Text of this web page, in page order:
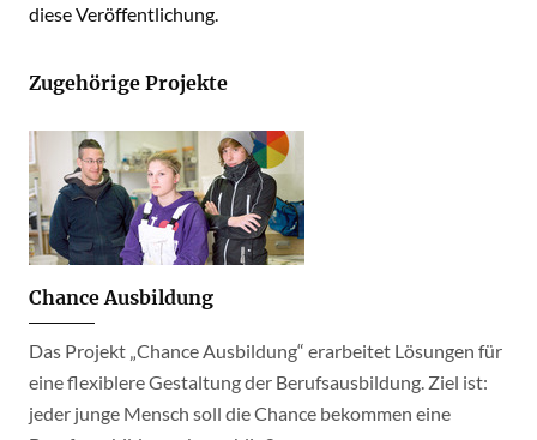
diese Veröffentlichung.
Zugehörige Projekte
Chance Ausbildung
Das Projekt „Chance Ausbildung“ erarbeitet Lösungen für
eine flexiblere Gestaltung der Berufsausbildung. Ziel ist:
jeder junge Mensch soll die Chance bekommen eine